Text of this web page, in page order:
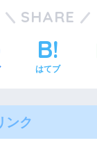
SHARE
はてブ
ンク